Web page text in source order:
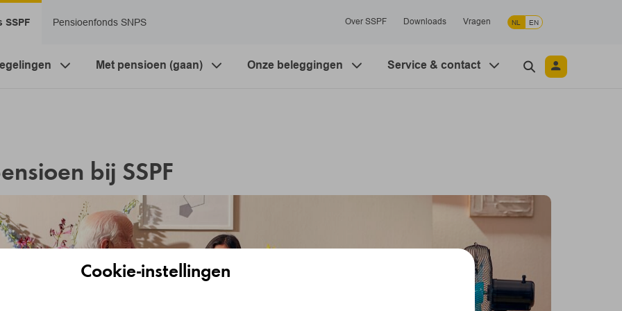
SSPF Pensioenfonds SNPS Over SSPF Downloads Vragen NL EN
Met pensioen (gaan) Onze beleggingen Service & contact
bij SSPF
Cookie-instellingen